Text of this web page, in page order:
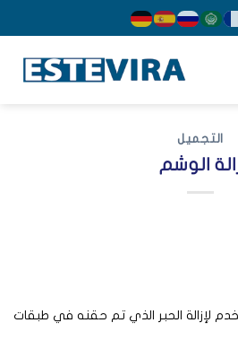
التجميل
الوشم
الحبر الذي تم حقنه في طبقات